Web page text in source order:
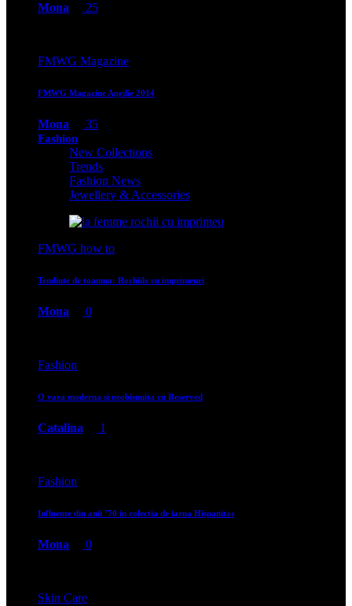
Mona 25
FMWG Magazine
FMWG Magazine Aprilie 2014
Mona 35
Fashion
New Collections
Trends
Fashion News
Jewellery & Accessories
FMWG how to
Tendinte de toamna: Rochiile cu imprimeuri
Mona 0
Fashion
O vara moderna si neobisnuita cu Reserved
Catalina 1
Fashion
Influente din anii ’70 in colectia de iarna Hispanitas
Mona 0
Skin Care